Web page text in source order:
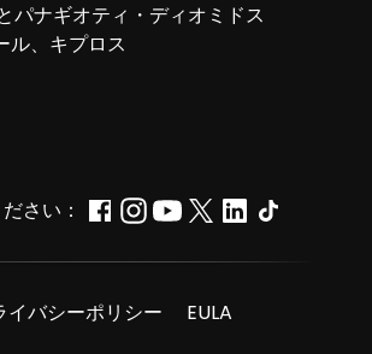
パナギオティ・ディオミドス
ル、キプロス
さい：
イバシーポリシー
EULA